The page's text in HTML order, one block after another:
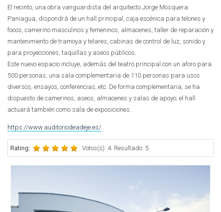
El recinto, una obra vanguardista del arquitecto Jorge Mosquera
Paniagua, dispondrá de un hall principal, caja escénica para telones y
focos, camerino masculinos y femeninos, almacenes, taller de reparación y
mantenimiento de tramoya y telares, cabinas de control de luz, sonido y
para proyecciones, taquillas y aseos públicos.
Este nuevo espacio incluye, además del teatro principal con un aforo para
500 personas, una sala complementaria de 110 personas para usos
diversos, ensayos, conferencias, etc. De forma complementaria, se ha
dispuesto de camerinos, aseos, almacenes y salas de apoyo; el hall
actuará también como sala de exposiciones.
https://www.auditoriodeadeje.es/
Rating: Votos(s): 4. Resultado: 5